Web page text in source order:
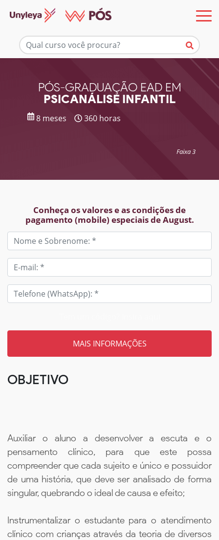
PÓS-GRADUAÇÃO EAD EM
PSICANÁLISE INFANTIL
8 meses 360 horas
Faixa 3
Conheça os valores e as condições de
pagamento (mobile) especiais de August.
Mais informações
OBJETIVO
Auxiliar o aluno a desenvolver a escuta e o
pensamento clínico, para que este possa
compreender que cada sujeito e único e possuidor
de uma história, que deve ser analisado de forma
singular, quebrando o ideal de causa e efeito;
Instrumentalizar o estudante para o atendimento
clínico com crianças através da teoria de diversos